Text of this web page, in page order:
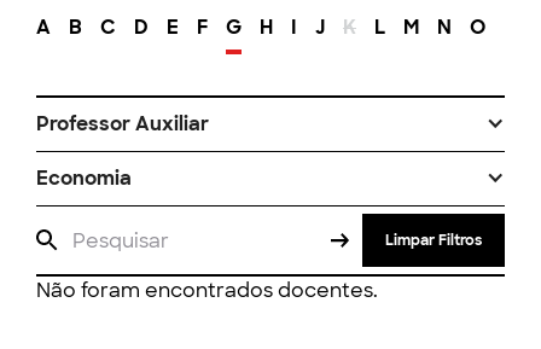
A B C D E F G H I J K L M N O
Professor Auxiliar
Economia
Limpar Filtros
Não foram encontrados docentes.